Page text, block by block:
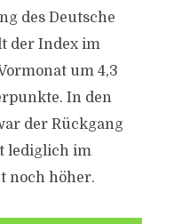
des Deutsche
der Index im
um 4,3
In den
der Rückgang
lediglich im
noch höher.